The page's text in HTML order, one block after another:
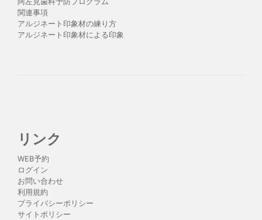
関連事項
アルジネート印象材の練り方
アルジネート印象材による印象
リンク
WEB予約
ログイン
お問い合わせ
利用規約
プライバシーポリシー
サイトポリシー